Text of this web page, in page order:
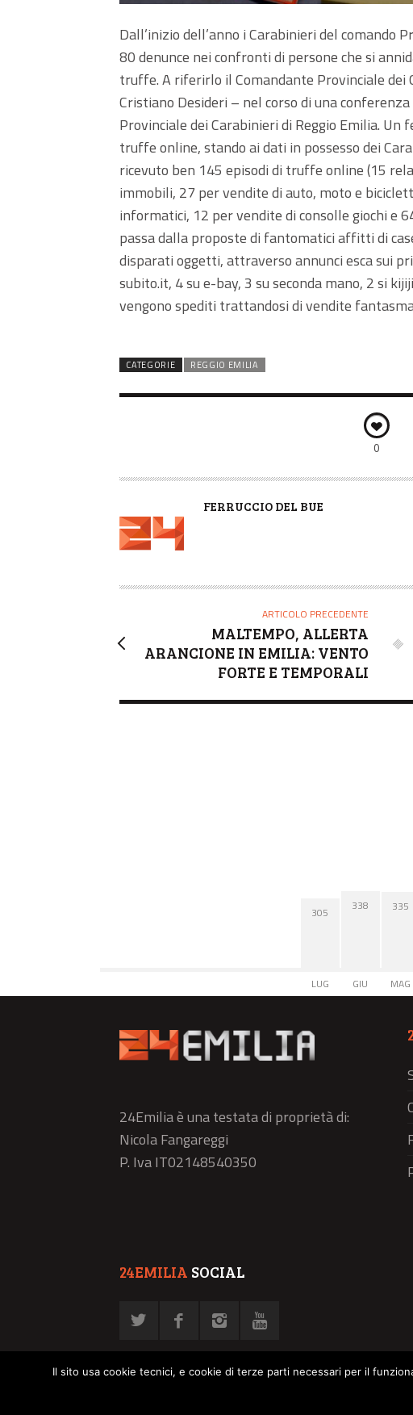
Dall’inizio dell’anno i Carabinieri del comando
80 denunce nei confronti di persone che si
truffe. A riferirlo il Comandante Provinciale dei
Cristiano Desideri – nel corso di una
Provinciale dei Carabinieri di Reggio Emilia.
truffe online, stando ai dati in possesso dei
ricevuto ben 145 episodi di truffe online (15
immobili, 27 per vendite di auto, moto e
informatici, 12 per vendite di consolle giochi e
passa dalla proposte di fantomatici affitti di
disparati oggetti, attraverso annunci esca sui
subito.it, 4 su e-bay, 3 su seconda mano, 2 si
vengono spediti trattandosi di vendite
CATEGORIE REGGIO EMILIA
0
A
R
FERRUCCIO DEL BUE
ARTICOLO PRECEDENTE
MALTEMPO, ALLERTA
ARANCIONE IN EMILIA: VENTO
FORTE E TEMPORALI
305
LUG
338
GIU
335
MAG
24Emilia è una testata di proprietà di:
Nicola Fangareggi
P. Iva IT02148540350
24EMILIA SOCIAL
Il sito usa cookie tecnici, e cookie di terze parti necessari per il